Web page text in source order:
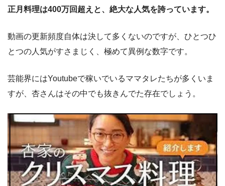
正月料理は400万回超えと、絶大な人気を誇っています。
動画の更新頻度自体は決して多くないのですが、ひとつひ
とつの人気がすさまじく、極めて異例な数字です。
芸能界にはYoutubeで稼いでいるママタレたちが多くいま
すが、杏さんはその中でも抜きんでた存在でしょう。